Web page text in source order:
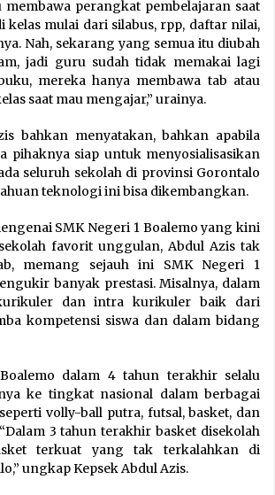
membawa perangkat pembelajaran saat
kelas mulai dari silabus, rpp, daftar nilai,
Nah, sekarang yang semua itu diubah
jadi guru sudah tidak memakai lagi
mereka hanya membawa tab atau
saat mau mengajar,” urainya.
bahkan menyatakan, bahkan apabila
pihaknya siap untuk menyosialisasikan
seluruh sekolah di provinsi Gorontalo
teknologi ini bisa dikembangkan.
SMK Negeri 1 Boalemo yang kini
favorit unggulan, Abdul Azis tak
memang sejauh ini SMK Negeri 1
banyak prestasi. Misalnya, dalam
dan intra kurikuler baik dari
kompetensi siswa dan dalam bidang
dalam 4 tahun terakhir selalu
ke tingkat nasional dalam berbagai
volly-ball putra, futsal, basket, dan
3 tahun terakhir basket disekolah
terkuat yang tak terkalahkan di
ungkap Kepsek Abdul Azis.